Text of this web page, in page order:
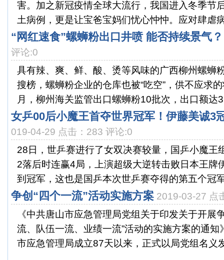
害。加之新冠疫情全球大流行，我国进入冬季节
土病例，更是让宝爸宝妈们忧心忡忡。应对肆虐
“网红速食”螺蛳粉出口井喷 能否持续景气？
评论:0
具有辣、爽、鲜、酸、烫等风味的广西柳州螺蛳
搜榜，螺蛳粉企业的仓库也被“吃空”，供不应求
月，柳州海关监管出口螺蛳粉10批次，出口额达
女乒00后小魔王首夺世界冠军！伊藤美诚3
019-04-29 点击：283 评论:0
28日，世乒赛进行了女双决赛较量，国乒小魔王
2落后时连赢4局，上演超级大逆转击败日本王牌
到冠军，这也是国乒本次世乒赛夺得的第五个冠
争创“四个一流”活动实施方案 2019-03-27 点
《中共唐山市应急管理局党组关于印发关于开展
流、队伍一流、业绩一流”活动的实施方案的通
市应急管理局成立87天以来，正式以局党组名义